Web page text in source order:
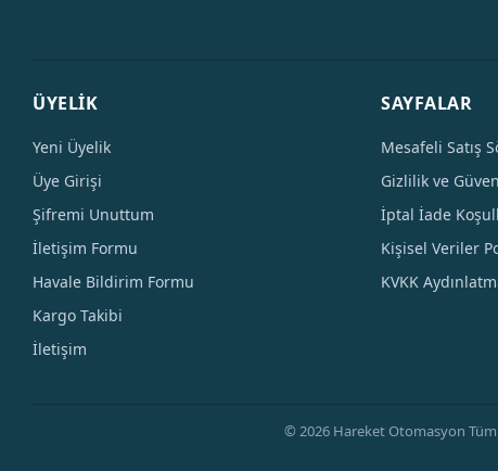
ÜYELİK
Yeni Üyelik
Üye Girişi
Şifremi Unuttum
İletişim Formu
Havale Bildirim Formu
Kargo Takibi
İletişim
SAYFALAR
Mesafeli Satış
Gizlilik ve
İptal İade
Kişisel Veriler
KVKK
© 2026 Hareket Otomasyon Tüm